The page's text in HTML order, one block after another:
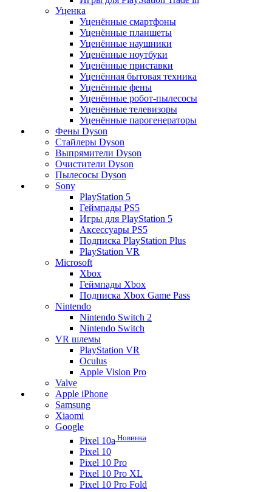
Уценка
Уценённые смартфоны
Уценённые планшеты
Уценённые наушники
Уценённые ноутбуки
Уценённые приставки
Уценённая бытовая техника
Уценённые фены
Уценённые робот-пылесосы
Уценённые телевизоры
Уценённые парогенераторы
Фены Dyson
Стайлеры Dyson
Выпрямители Dyson
Очистители Dyson
Пылесосы Dyson
Sony
PlayStation 5
Геймпады PS5
Игры для PlayStation 5
Аксессуары PS5
Подписка PlayStation Plus
PlayStation VR
Microsoft
Xbox
Геймпады Xbox
Подписка Xbox Game Pass
Nintendo
Nintendo Switch 2
Nintendo Switch
VR шлемы
PlayStation VR
Oculus
Apple Vision Pro
Valve
Apple iPhone
Samsung
Xiaomi
Google
Pixel 10a Новинка
Pixel 10
Pixel 10 Pro
Pixel 10 Pro XL
Pixel 10 Pro Fold